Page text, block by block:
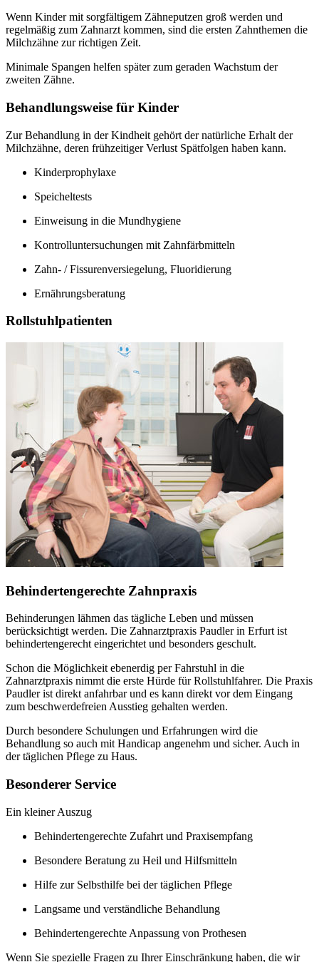
Wenn Kinder mit sorgfältigem Zähneputzen groß werden und
regelmäßig zum Zahnarzt kommen, sind die ersten Zahnthemen die
Milchzähne zur richtigen Zeit.
Minimale Spangen helfen später zum geraden Wachstum der
zweiten Zähne.
Behandlungsweise für Kinder
Zur Behandlung in der Kindheit gehört der natürliche Erhalt der
Milchzähne, deren frühzeitiger Verlust Spätfolgen haben kann.
Kinderprophylaxe
Speicheltests
Einweisung in die Mundhygiene
Kontrolluntersuchungen mit Zahnfärbmitteln
Zahn- / Fissurenversiegelung, Fluoridierung
Ernährungsberatung
Rollstuhlpatienten
Behindertengerechte Zahnpraxis
Behinderungen lähmen das tägliche Leben und müssen
berücksichtigt werden. Die Zahnarztpraxis Paudler in Erfurt ist
behindertengerecht eingerichtet und besonders geschult.
Schon die Möglichkeit ebenerdig per Fahrstuhl in die
Zahnarztpraxis nimmt die erste Hürde für Rollstuhlfahrer. Die Praxis
Paudler ist direkt anfahrbar und es kann direkt vor dem Eingang
zum beschwerdefreien Ausstieg gehalten werden.
Durch besondere Schulungen und Erfahrungen wird die
Behandlung so auch mit Handicap angenehm und sicher. Auch in
der täglichen Pflege zu Haus.
Besonderer Service
Ein kleiner Auszug
Behindertengerechte Zufahrt und Praxisempfang
Besondere Beratung zu Heil und Hilfsmitteln
Hilfe zur Selbsthilfe bei der täglichen Pflege
Langsame und verständliche Behandlung
Behindertengerechte Anpassung von Prothesen
Wenn Sie spezielle Fragen zu Ihrer Einschränkung haben, die wir